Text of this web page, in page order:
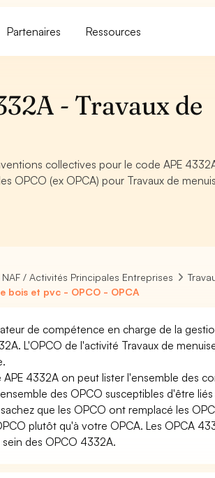
Partenaires Ressources
- Travaux de
collectives pour le code APE
OPCO (ex OPCA) pour Travaux de
/ Activités Principales Entreprises
bois et pvc - OPCO - OPCA
de compétence en charge de la
L'OPCO de l'activité Travaux de
APE 4332A on peut lister l'ensemble des
des OPCO susceptibles d'être
que les OPCO ont remplacé les
plutôt qu'à votre OPCA. Les OPCA
des OPCO 4332A.